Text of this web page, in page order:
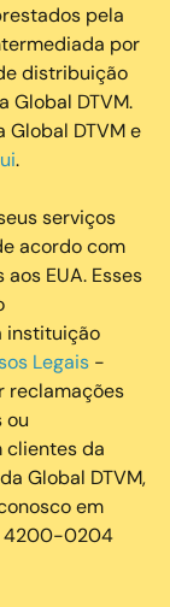
pela
por
distribuição
Global DTVM.
Global DTVM e
.
serviços
acordo com
EUA. Esses
instituição
Legais -
reclamações
ou
clientes da
Global DTVM,
em
4200-0204